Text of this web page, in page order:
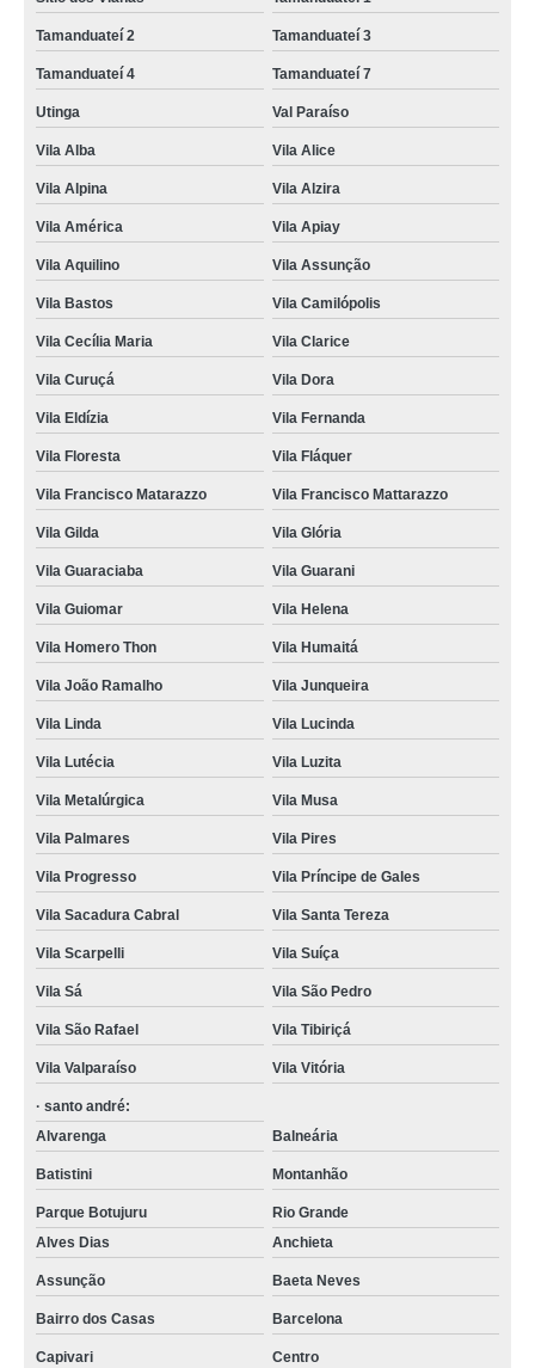
Tamanduateí 2 Tamanduateí 3
Tamanduateí 4 Tamanduateí 7
Utinga Val Paraíso
Vila Alba Vila Alice
Vila Alpina Vila Alzira
Vila América Vila Apiay
Vila Aquilino Vila Assunção
Vila Bastos Vila Camilópolis
Vila Cecília Maria Vila Clarice
Vila Curuçá Vila Dora
Vila Eldízia Vila Fernanda
Vila Floresta Vila Fláquer
Vila Francisco Matarazzo Vila Francisco Mattarazzo
Vila Gilda Vila Glória
Vila Guaraciaba Vila Guarani
Vila Guiomar Vila Helena
Vila Homero Thon Vila Humaitá
Vila João Ramalho Vila Junqueira
Vila Linda Vila Lucinda
Vila Lutécia Vila Luzita
Vila Metalúrgica Vila Musa
Vila Palmares Vila Pires
Vila Progresso Vila Príncipe de Gales
Vila Sacadura Cabral Vila Santa Tereza
Vila Scarpelli Vila Suíça
Vila Sá Vila São Pedro
Vila São Rafael Vila Tibiriçá
Vila Valparaíso Vila Vitória
· santo andré:
Alvarenga
Balneária
Batistini Montanhão
Parque Botujuru
Rio Grande
Alves Dias
Anchieta
Assunção Baeta Neves
Bairro dos Casas Barcelona
Capivari Centro